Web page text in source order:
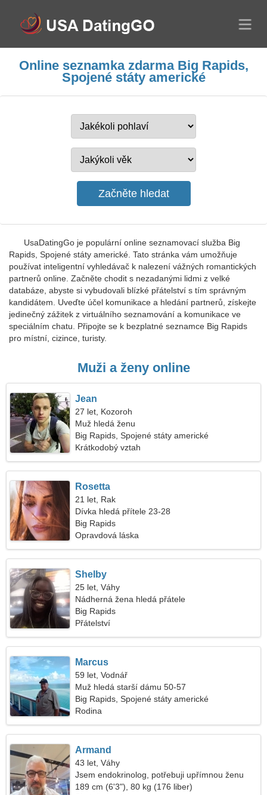
Online seznamka zdarma Big Rapids,
Spojené státy americké
UsaDatingGo je populární online seznamovací služba Big
Rapids, Spojené státy americké. Tato stránka vám umožňuje
používat inteligentní vyhledávač k nalezení vážných romantických
partnerů online. Začněte chodit s nezadanými lidmi z velké
databáze, abyste si vybudovali blízké přátelství s tím správným
kandidátem. Uveďte účel komunikace a hledání partnerů, získejte
jedinečný zážitek z virtuálního seznamování a komunikace ve
speciálním chatu. Připojte se k bezplatné seznamce Big Rapids
pro místní, cizince, turisty.
Muži a ženy online
Jean
27 let, Kozoroh
Muž hledá ženu
Big Rapids, Spojené státy americké
Krátkodobý vztah
Rosetta
21 let, Rak
Dívka hledá přítele 23-28
Big Rapids
Opravdová láska
Shelby
25 let, Váhy
Nádherná žena hledá přátele
Big Rapids
Přátelství
Marcus
59 let, Vodnář
Muž hledá starší dámu 50-57
Big Rapids, Spojené státy americké
Rodina
Armand
43 let, Váhy
Jsem endokrinolog, potřebuji upřímnou ženu
189 cm (6'3"), 80 kg (176 liber)